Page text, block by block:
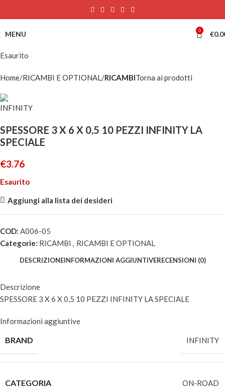
MENU 0 €
Esaurito
Home RICAMBI E OPTIONAL RICAMBITorna ai prodotti
SPESSORE 3 X 6 X 0,5 10 PEZZI INFINITY LA
SPECIALE
€3.76
Esaurito
Aggiungi alla lista dei desideri
COD: A006-05
Categorie: RICAMBI , RICAMBI E OPTIONAL
DESCRIZIONEINFORMAZIONI AGGIUNTIVERECENSIONI (0)
Descrizione
SPESSORE 3 X 6 X 0,5 10 PEZZI INFINITY LA SPECIALE
Informazioni aggiuntive
BRAND INFINITY
CATEGORIA ON-ROAD